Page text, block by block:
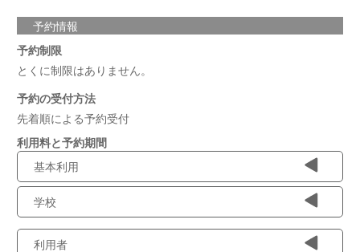
予約情報
予約制限
とくに制限はありません。
予約の受付方法
先着順による予約受付
利用料と予約期間
基本利用
学校
利用者